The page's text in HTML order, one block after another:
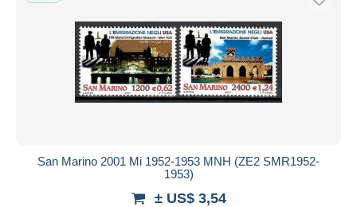
San Marino 2001 Mi 1952-1953 MNH (ZE2 SMR1952-
1953)
± US$ 3,54